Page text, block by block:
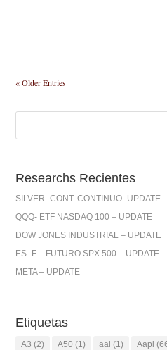
« Older Entries
Researchs Recientes
SILVER- CONT. CONTINUO- UPDATE
QQQ- ETF NASDAQ 100 – UPDATE
DOW JONES INDUSTRIAL – UPDATE
ES_F – FUTURO SPX 500 – UPDATE
META – UPDATE
Etiquetas
A3 (2) A50 (1) aal (1) Aapl